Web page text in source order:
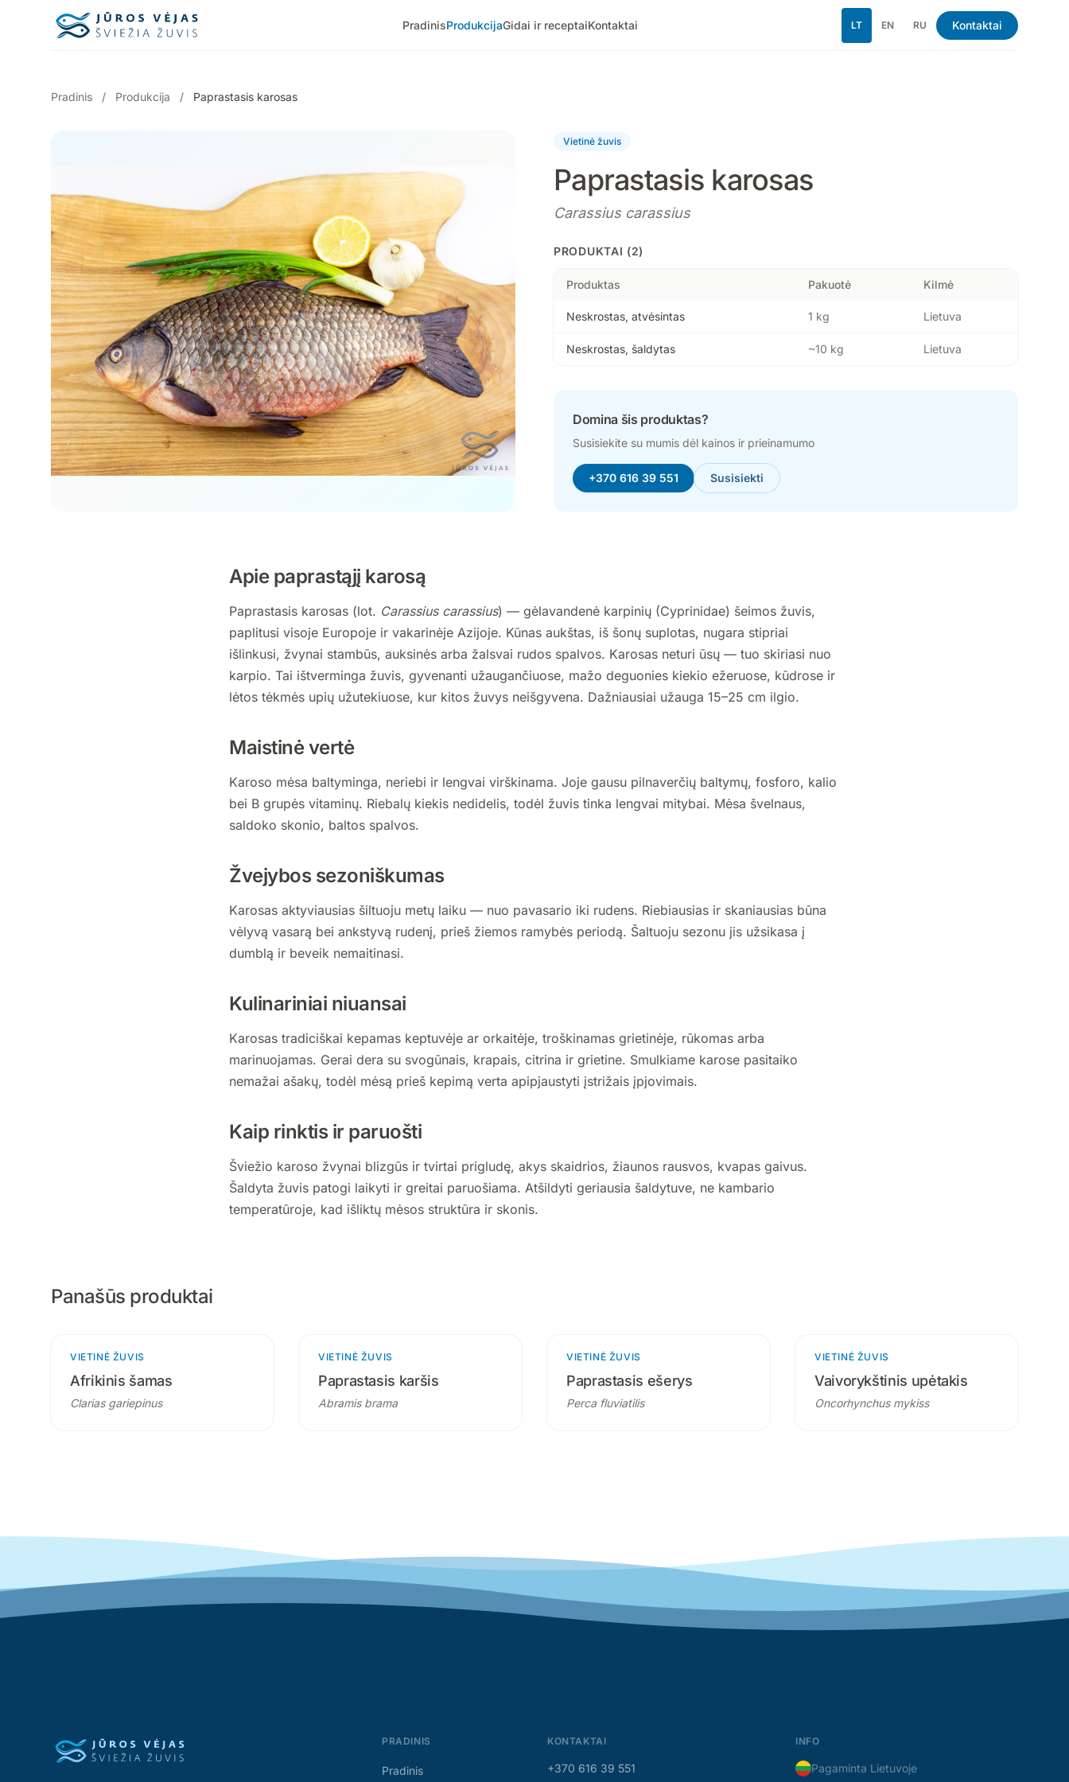
Pereiti prie turinio
PradinisProdukcijaGidai ir receptaiKontaktai LT EN RU Kontaktai
Pradinis / Produkcija / Paprastasis karosas
Vietinė žuvis
Paprastasis karosas
Carassius carassius
PRODUKTAI (2)
Produktas Pakuotė Kilmė
Neskrostas, atvėsintas 1 kg Lietuva
Neskrostas, šaldytas ~10 kg Lietuva
Domina šis produktas?
Susisiekite su mumis dėl kainos ir prieinamumo
+370 616 39 551 Susisiekti
Apie paprastąjį karosą
Paprastasis karosas (lot. Carassius carassius) — gėlavandenė karpinių (Cyprinidae) šeimos žuvis,
paplitusi visoje Europoje ir vakarinėje Azijoje. Kūnas aukštas, iš šonų suplotas, nugara stipriai
išlinkusi, žvynai stambūs, auksinės arba žalsvai rudos spalvos. Karosas neturi ūsų — tuo skiriasi nuo
karpio. Tai ištverminga žuvis, gyvenanti užaugančiuose, mažo deguonies kiekio ežeruose, kūdrose ir
lėtos tėkmės upių užutekiuose, kur kitos žuvys neišgyvena. Dažniausiai užauga 15–25 cm ilgio.
Maistinė vertė
Karoso mėsa baltyminga, neriebi ir lengvai virškinama. Joje gausu pilnaverčių baltymų, fosforo, kalio
bei B grupės vitaminų. Riebalų kiekis nedidelis, todėl žuvis tinka lengvai mitybai. Mėsa švelnaus,
saldoko skonio, baltos spalvos.
Žvejybos sezoniškumas
Karosas aktyviausias šiltuoju metų laiku — nuo pavasario iki rudens. Riebiausias ir skaniausias būna
vėlyvą vasarą bei ankstyvą rudenį, prieš žiemos ramybės periodą. Šaltuoju sezonu jis užsikasa į
dumblą ir beveik nemaitinasi.
Kulinariniai niuansai
Karosas tradiciškai kepamas keptuvėje ar orkaitėje, troškinamas grietinėje, rūkomas arba
marinuojamas. Gerai dera su svogūnais, krapais, citrina ir grietine. Smulkiame karose pasitaiko
nemažai ašakų, todėl mėsą prieš kepimą verta apipjaustyti įstrižais įpjovimais.
Kaip rinktis ir paruošti
Šviežio karoso žvynai blizgūs ir tvirtai prigludę, akys skaidrios, žiaunos rausvos, kvapas gaivus.
Šaldyta žuvis patogi laikyti ir greitai paruošiama. Atšildyti geriausia šaldytuve, ne kambario
temperatūroje, kad išliktų mėsos struktūra ir skonis.
Panašūs produktai
VIETINĖ ŽUVIS
Afrikinis šamas
Clarias gariepinus
VIETINĖ ŽUVIS
Paprastasis karšis
Abramis brama
VIETINĖ ŽUVIS
Paprastasis ešerys
Perca fluviatilis
VIETINĖ ŽUVIS
Vaivorykštinis upėtakis
Oncorhynchus mykiss
PRADINIS
Pradinis
KONTAKTAI
+370 616 39 551
INFO
Pagaminta Lietuvoje